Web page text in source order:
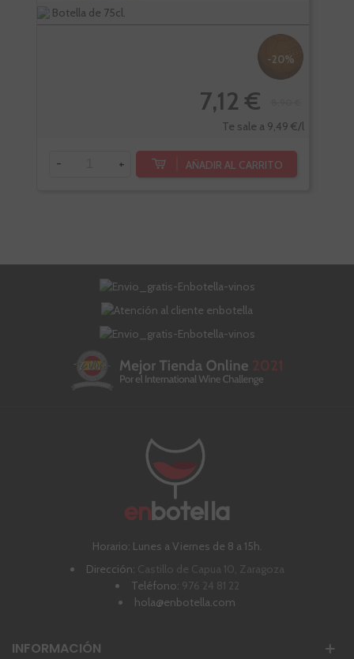
Botella de 75cl.
-20%
7,12 €
Te sale a 9,49 €/l
- + AÑADIR AL CARRITO
Horario: Lunes a Viernes de 8 a 15h.
Dirección: Castillo de Capua 10, Zaragoza
Teléfono: 976 24 81 22
hola@enbotella.com
INFORMACIÓN